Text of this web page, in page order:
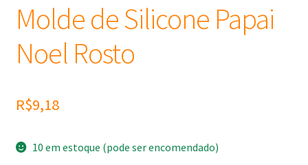
Molde de Silicone Papai
Noel Rosto
R$9,18
10 em estoque (pode ser encomendado)